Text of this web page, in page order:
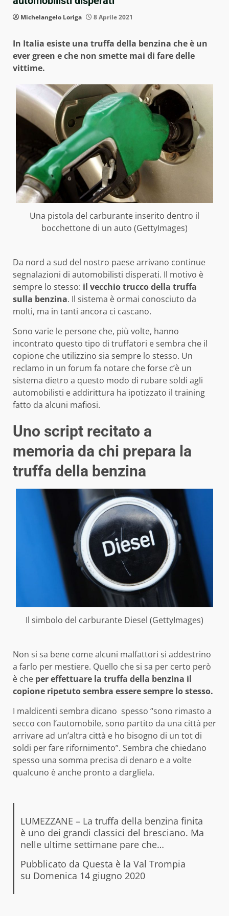
Michelangelo Loriga 8 Aprile 2021
In Italia esiste una truffa della benzina che è un
ever green e che non smette mai di fare delle
vittime.
Una pistola del carburante inserito dentro il
bocchettone di un auto (GettyImages)
Da nord a sud del nostro paese arrivano continue
segnalazioni di automobilisti disperati. Il motivo è
sempre lo stesso: il vecchio trucco della truffa
sulla benzina. Il sistema è ormai conosciuto da
molti, ma in tanti ancora ci cascano.
Sono varie le persone che, più volte, hanno
incontrato questo tipo di truffatori e sembra che il
copione che utilizzino sia sempre lo stesso. Un
reclamo in un forum fa notare che forse c’è un
sistema dietro a questo modo di rubare soldi agli
automobilisti e addirittura ha ipotizzato il training
fatto da alcuni mafiosi.
Uno script recitato a
memoria da chi prepara la
truffa della benzina
Il simbolo del carburante Diesel (GettyImages)
Non si sa bene come alcuni malfattori si addestrino
a farlo per mestiere. Quello che si sa per certo però
è che per effettuare la truffa della benzina il
copione ripetuto sembra essere sempre lo stesso.
I maldicenti sembra dicano spesso “sono rimasto a
secco con l’automobile, sono partito da una città per
arrivare ad un’altra città e ho bisogno di un tot di
soldi per fare rifornimento”. Sembra che chiedano
spesso una somma precisa di denaro e a volte
qualcuno è anche pronto a dargliela.
LUMEZZANE – La truffa della benzina finita
è uno dei grandi classici del bresciano. Ma
nelle ultime settimane pare che…
Pubblicato da Questa è la Val Trompia
su Domenica 14 giugno 2020